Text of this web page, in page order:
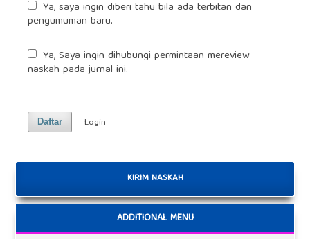
pengumuman baru.
naskah pada jurnal ini.
Daftar Login
KIRIM NASKAH
ADDITIONAL MENU